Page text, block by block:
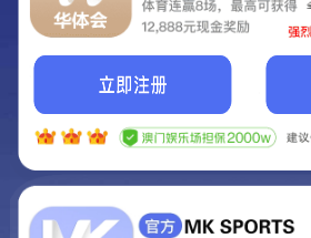
我们即将上
我们的网站正在
它将是非常棒的